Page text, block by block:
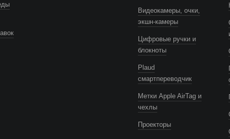
Видеокамеры, очки,
экшн-камеры
Цифровые ручки и
блокноты
Plaud
смартпереводчик
Метки Apple AirTag и
чехлы
Проекторы